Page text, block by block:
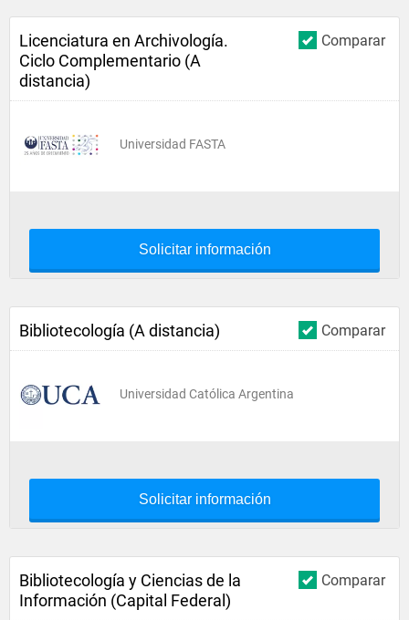
Comparar
Licenciatura en Archivología.
Ciclo Complementario (A
distancia)
Universidad FASTA
Solicitar información
Comparar
Bibliotecología (A distancia)
Universidad Católica Argentina
Solicitar información
Comparar
Bibliotecología y Ciencias de la
Información (Capital Federal)